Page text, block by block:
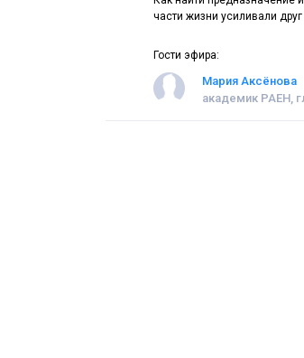
части жизни усиливали друг
Гости эфира:
Мария Аксёнова
академик РАЕН,